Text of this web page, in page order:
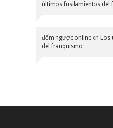
últimos fusilamientos del
đếm ngược online en Los
del franquismo